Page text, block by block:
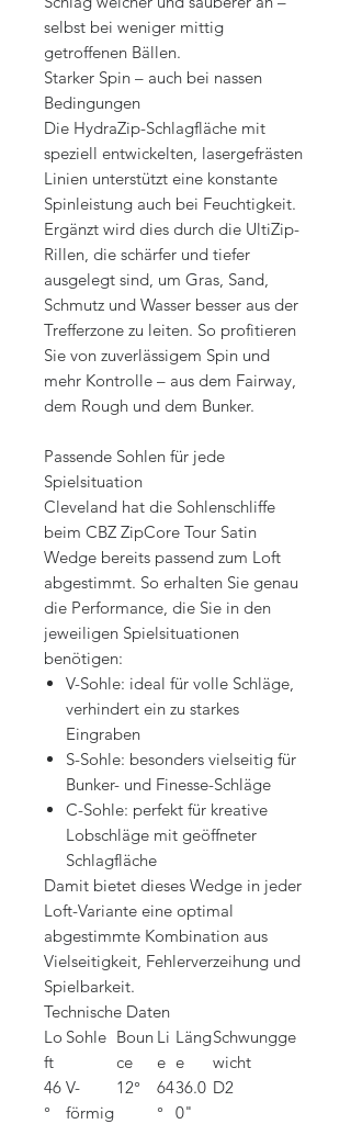
selbst bei weniger mittig
getroffenen Bällen.
Starker Spin – auch bei nassen
Bedingungen
Die HydraZip-Schlagfläche mit
speziell entwickelten, lasergefrästen
Linien unterstützt eine konstante
Spinleistung auch bei Feuchtigkeit.
Ergänzt wird dies durch die UltiZip-
Rillen, die schärfer und tiefer
ausgelegt sind, um Gras, Sand,
Schmutz und Wasser besser aus der
Trefferzone zu leiten. So profitieren
Sie von zuverlässigem Spin und
mehr Kontrolle – aus dem Fairway,
dem Rough und dem Bunker.
Passende Sohlen für jede
Spielsituation
Cleveland hat die Sohlenschliffe
beim CBZ ZipCore Tour Satin
Wedge bereits passend zum Loft
abgestimmt. So erhalten Sie genau
die Performance, die Sie in den
jeweiligen Spielsituationen
benötigen:
V-Sohle: ideal für volle Schläge,
verhindert ein zu starkes
Eingraben
S-Sohle: besonders vielseitig für
Bunker- und Finesse-Schläge
C-Sohle: perfekt für kreative
Lobschläge mit geöffneter
Schlagfläche
Damit bietet dieses Wedge in jeder
Loft-Variante eine optimal
abgestimmte Kombination aus
Vielseitigkeit, Fehlerverzeihung und
Spielbarkeit.
Technische Daten
Lo
ft
Sohle Boun
ce
Li
e
Läng
e
Schwungge
wicht
46
°
V-
förmig
12°
64
°
36.0
0"
D2